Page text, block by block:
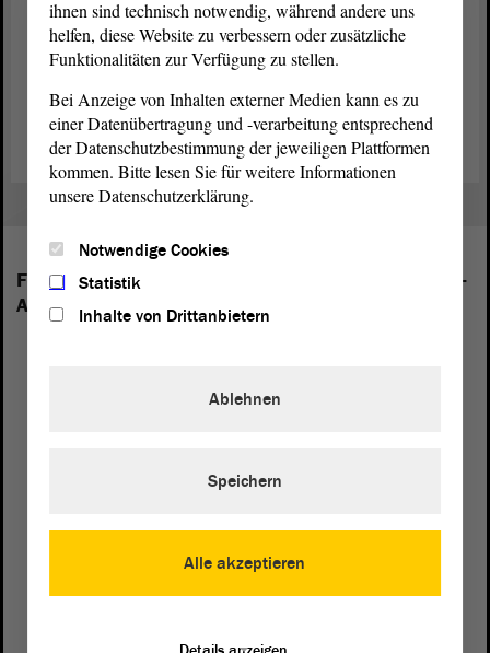
Vizepräsidentin oder zum Vizepräsidenten vor. Das vorgeschlagene
Mitglied des Landtags ist gewählt, wenn es die Mehrheit der
abgegebenen gültigen Stimmen erhält.
Wahlvorschlag „Vizepräsident“ der AfD-Fraktion (PDF)
Folgende Fraktionen sind im Landtag von Sachsen-
Anhalt vertreten:
ihnen sind technisch notwendig, während andere uns
helfen, diese Website zu verbessern oder zusätzliche
Funktionalitäten zur Verfügung zu stellen.
Bei Anzeige von Inhalten externer Medien kann es zu
einer Datenübertragung und -verarbeitung entsprechend
der Datenschutzbestimmung der jeweiligen Plattformen
kommen. Bitte lesen Sie für weitere Informationen
unsere Datenschutzerklärung.
Notwendige Cookies
Statistik
Inhalte von Drittanbietern
Alle akzeptieren
Ablehnen
Speichern